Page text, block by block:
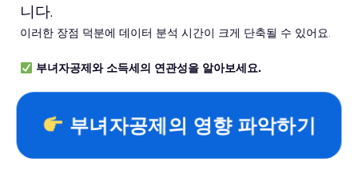
니다.
이러한 장점 덕분에 데이터 분석 시간이 크게 단축될 수 있어요.
부녀자공제와 소득세의 연관성을 알아보세요.
부녀자공제의 영향 파악하기